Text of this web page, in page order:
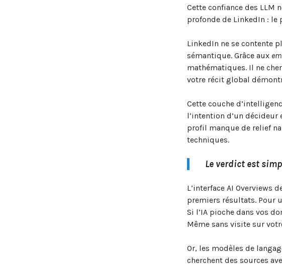
Cette confiance des LLM
profonde de LinkedIn : le
LinkedIn ne se contente
sémantique. Grâce aux
mathématiques. Il ne
votre récit global
Cette couche
l’intention d’un décideur
profil manque de relief
techniques.
Le verdict est
L’interface AI Overviews
premiers résultats. Pour
Si l’IA pioche dans vos
Même sans visite sur
Or, les modèles de
cherchent des sources